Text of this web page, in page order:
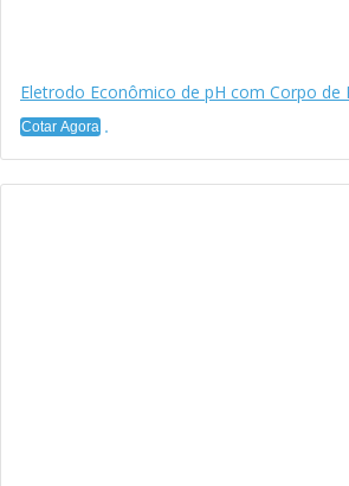
Eletrodo Econômico de pH com Corpo de
Cotar Agora